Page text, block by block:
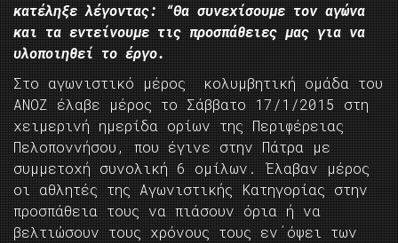
κατέληξε λέγοντας: “Θα συνεχίσουμε τον αγώνα
και τα εντείνουμε τις προσπάθειες μας για να
υλοποιηθεί το έργο.
Στο αγωνιστικό μέρος κολυμβητική ομάδα του
ΑΝΟΖ έλαβε μέρος το Σάββατο 17/1/2015 στη
χειμερινή ημερίδα ορίων της Περιφέρειας
Πελοποννήσου, που έγινε στην Πάτρα με
συμμετοχή συνολική 6 ομίλων. Έλαβαν μέρος
οι αθλητές της Αγωνιστικής Κατηγορίας στην
προσπάθεια τους να πιάσουν όρια ή να
βελτιώσουν τους χρόνους τους εν΄όψει των